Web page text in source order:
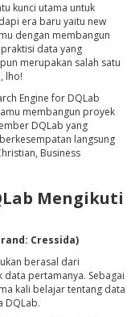
kunci utama untuk
era baru yaitu new
dengan membangun
data yang
merupakan salah satu
lho!
Engine for DQLab
membangun proyek
DQLab yang
langsung
Business
Mengikuti
Cressida)
berasal dari
data pertamanya. Sebagai
kali belajar tentang data
DQLab.